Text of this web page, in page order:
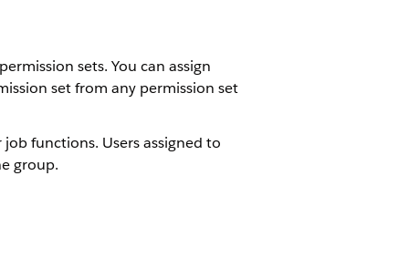
sets. You can assign
set from any permission set
functions. Users assigned to
group.